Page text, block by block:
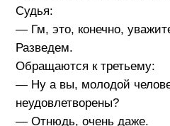
Судья:
— Гм, это, конечно,
Разведем.
Обращаются к третьему:
— Ну а вы, молодой
неудовлетворены?
— Отнюдь, очень даже.